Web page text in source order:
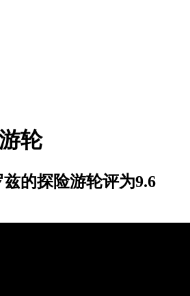
轮
的探险游轮评为9.6